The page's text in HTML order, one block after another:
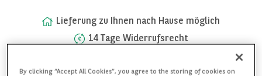
Alle Bilder
Lieferung zu Ihnen nach Hause möglich
14 Tage Widerrufsrecht
+49 (0) 89 744 23 802
By clicking “Accept All Cookies”, you agree to the storing of cookies on